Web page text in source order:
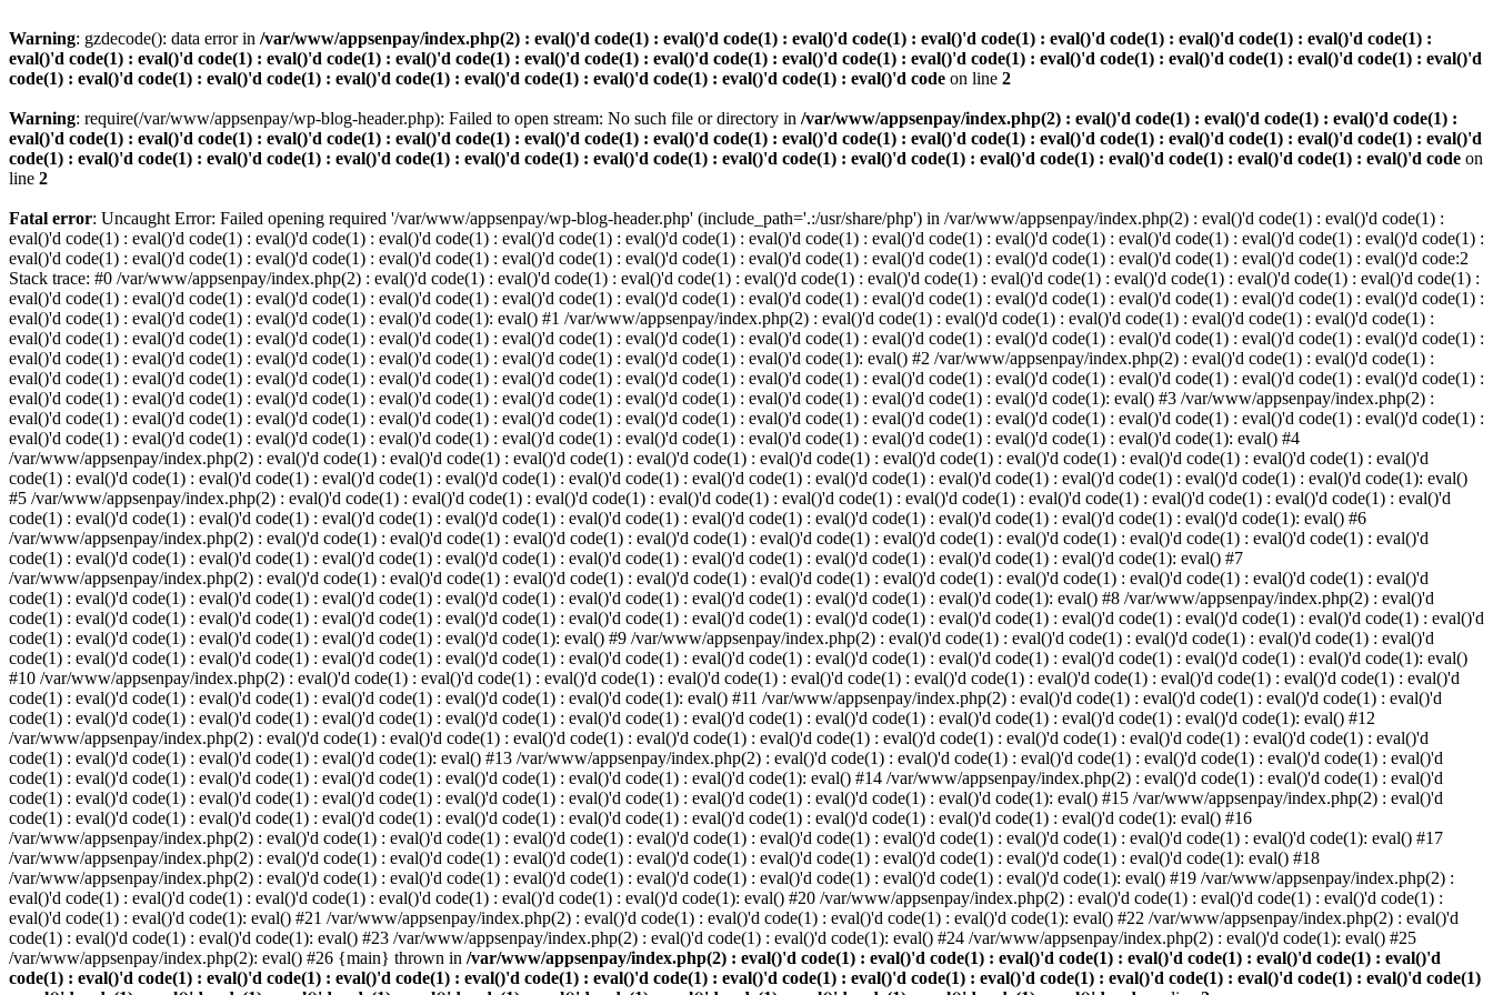
Warning: gzdecode(): data error in /var/www/appsenpay/index.php(2) : eval()'d code(1) : eval()'d code(1) : eval()'d code(1) : eval()'d code(1) : eval()'d code(1) : eval()'d code(1) : eval()'d code(1) :
eval()'d code(1) : eval()'d code(1) : eval()'d code(1) : eval()'d code(1) : eval()'d code(1) : eval()'d code(1) : eval()'d code(1) : eval()'d code(1) : eval()'d code(1) : eval()'d code(1) : eval()'d code(1) : eval()'d
code(1) : eval()'d code(1) : eval()'d code(1) : eval()'d code(1) : eval()'d code(1) : eval()'d code(1) : eval()'d code(1) : eval()'d code on line 2
Warning: require(/var/www/appsenpay/wp-blog-header.php): Failed to open stream: No such file or directory in /var/www/appsenpay/index.php(2) : eval()'d code(1) : eval()'d code(1) : eval()'d code(1) :
eval()'d code(1) : eval()'d code(1) : eval()'d code(1) : eval()'d code(1) : eval()'d code(1) : eval()'d code(1) : eval()'d code(1) : eval()'d code(1) : eval()'d code(1) : eval()'d code(1) : eval()'d code(1) : eval()'d
code(1) : eval()'d code(1) : eval()'d code(1) : eval()'d code(1) : eval()'d code(1) : eval()'d code(1) : eval()'d code(1) : eval()'d code(1) : eval()'d code(1) : eval()'d code(1) : eval()'d code(1) : eval()'d code on
line 2
Fatal error: Uncaught Error: Failed opening required '/var/www/appsenpay/wp-blog-header.php' (include_path='.:/usr/share/php') in /var/www/appsenpay/index.php(2) : eval()'d code(1) : eval()'d code(1) :
eval()'d code(1) : eval()'d code(1) : eval()'d code(1) : eval()'d code(1) : eval()'d code(1) : eval()'d code(1) : eval()'d code(1) : eval()'d code(1) : eval()'d code(1) : eval()'d code(1) : eval()'d code(1) : eval()'d code(1) :
eval()'d code(1) : eval()'d code(1) : eval()'d code(1) : eval()'d code(1) : eval()'d code(1) : eval()'d code(1) : eval()'d code(1) : eval()'d code(1) : eval()'d code(1) : eval()'d code(1) : eval()'d code(1) : eval()'d code:2
Stack trace: #0 /var/www/appsenpay/index.php(2) : eval()'d code(1) : eval()'d code(1) : eval()'d code(1) : eval()'d code(1) : eval()'d code(1) : eval()'d code(1) : eval()'d code(1) : eval()'d code(1) : eval()'d code(1) :
eval()'d code(1) : eval()'d code(1) : eval()'d code(1) : eval()'d code(1) : eval()'d code(1) : eval()'d code(1) : eval()'d code(1) : eval()'d code(1) : eval()'d code(1) : eval()'d code(1) : eval()'d code(1) : eval()'d code(1) :
eval()'d code(1) : eval()'d code(1) : eval()'d code(1) : eval()'d code(1): eval() #1 /var/www/appsenpay/index.php(2) : eval()'d code(1) : eval()'d code(1) : eval()'d code(1) : eval()'d code(1) : eval()'d code(1) :
eval()'d code(1) : eval()'d code(1) : eval()'d code(1) : eval()'d code(1) : eval()'d code(1) : eval()'d code(1) : eval()'d code(1) : eval()'d code(1) : eval()'d code(1) : eval()'d code(1) : eval()'d code(1) : eval()'d code(1) :
eval()'d code(1) : eval()'d code(1) : eval()'d code(1) : eval()'d code(1) : eval()'d code(1) : eval()'d code(1) : eval()'d code(1): eval() #2 /var/www/appsenpay/index.php(2) : eval()'d code(1) : eval()'d code(1) :
eval()'d code(1) : eval()'d code(1) : eval()'d code(1) : eval()'d code(1) : eval()'d code(1) : eval()'d code(1) : eval()'d code(1) : eval()'d code(1) : eval()'d code(1) : eval()'d code(1) : eval()'d code(1) : eval()'d code(1) :
eval()'d code(1) : eval()'d code(1) : eval()'d code(1) : eval()'d code(1) : eval()'d code(1) : eval()'d code(1) : eval()'d code(1) : eval()'d code(1) : eval()'d code(1): eval() #3 /var/www/appsenpay/index.php(2) :
eval()'d code(1) : eval()'d code(1) : eval()'d code(1) : eval()'d code(1) : eval()'d code(1) : eval()'d code(1) : eval()'d code(1) : eval()'d code(1) : eval()'d code(1) : eval()'d code(1) : eval()'d code(1) : eval()'d code(1) :
eval()'d code(1) : eval()'d code(1) : eval()'d code(1) : eval()'d code(1) : eval()'d code(1) : eval()'d code(1) : eval()'d code(1) : eval()'d code(1) : eval()'d code(1) : eval()'d code(1): eval() #4
/var/www/appsenpay/index.php(2) : eval()'d code(1) : eval()'d code(1) : eval()'d code(1) : eval()'d code(1) : eval()'d code(1) : eval()'d code(1) : eval()'d code(1) : eval()'d code(1) : eval()'d code(1) : eval()'d
code(1) : eval()'d code(1) : eval()'d code(1) : eval()'d code(1) : eval()'d code(1) : eval()'d code(1) : eval()'d code(1) : eval()'d code(1) : eval()'d code(1) : eval()'d code(1) : eval()'d code(1) : eval()'d code(1): eval()
#5 /var/www/appsenpay/index.php(2) : eval()'d code(1) : eval()'d code(1) : eval()'d code(1) : eval()'d code(1) : eval()'d code(1) : eval()'d code(1) : eval()'d code(1) : eval()'d code(1) : eval()'d code(1) : eval()'d
code(1) : eval()'d code(1) : eval()'d code(1) : eval()'d code(1) : eval()'d code(1) : eval()'d code(1) : eval()'d code(1) : eval()'d code(1) : eval()'d code(1) : eval()'d code(1) : eval()'d code(1): eval() #6
/var/www/appsenpay/index.php(2) : eval()'d code(1) : eval()'d code(1) : eval()'d code(1) : eval()'d code(1) : eval()'d code(1) : eval()'d code(1) : eval()'d code(1) : eval()'d code(1) : eval()'d code(1) : eval()'d
code(1) : eval()'d code(1) : eval()'d code(1) : eval()'d code(1) : eval()'d code(1) : eval()'d code(1) : eval()'d code(1) : eval()'d code(1) : eval()'d code(1) : eval()'d code(1): eval() #7
/var/www/appsenpay/index.php(2) : eval()'d code(1) : eval()'d code(1) : eval()'d code(1) : eval()'d code(1) : eval()'d code(1) : eval()'d code(1) : eval()'d code(1) : eval()'d code(1) : eval()'d code(1) : eval()'d
code(1) : eval()'d code(1) : eval()'d code(1) : eval()'d code(1) : eval()'d code(1) : eval()'d code(1) : eval()'d code(1) : eval()'d code(1) : eval()'d code(1): eval() #8 /var/www/appsenpay/index.php(2) : eval()'d
code(1) : eval()'d code(1) : eval()'d code(1) : eval()'d code(1) : eval()'d code(1) : eval()'d code(1) : eval()'d code(1) : eval()'d code(1) : eval()'d code(1) : eval()'d code(1) : eval()'d code(1) : eval()'d code(1) : eval()'d
code(1) : eval()'d code(1) : eval()'d code(1) : eval()'d code(1) : eval()'d code(1): eval() #9 /var/www/appsenpay/index.php(2) : eval()'d code(1) : eval()'d code(1) : eval()'d code(1) : eval()'d code(1) : eval()'d
code(1) : eval()'d code(1) : eval()'d code(1) : eval()'d code(1) : eval()'d code(1) : eval()'d code(1) : eval()'d code(1) : eval()'d code(1) : eval()'d code(1) : eval()'d code(1) : eval()'d code(1) : eval()'d code(1): eval()
#10 /var/www/appsenpay/index.php(2) : eval()'d code(1) : eval()'d code(1) : eval()'d code(1) : eval()'d code(1) : eval()'d code(1) : eval()'d code(1) : eval()'d code(1) : eval()'d code(1) : eval()'d code(1) : eval()'d
code(1) : eval()'d code(1) : eval()'d code(1) : eval()'d code(1) : eval()'d code(1) : eval()'d code(1): eval() #11 /var/www/appsenpay/index.php(2) : eval()'d code(1) : eval()'d code(1) : eval()'d code(1) : eval()'d
code(1) : eval()'d code(1) : eval()'d code(1) : eval()'d code(1) : eval()'d code(1) : eval()'d code(1) : eval()'d code(1) : eval()'d code(1) : eval()'d code(1) : eval()'d code(1) : eval()'d code(1): eval() #12
/var/www/appsenpay/index.php(2) : eval()'d code(1) : eval()'d code(1) : eval()'d code(1) : eval()'d code(1) : eval()'d code(1) : eval()'d code(1) : eval()'d code(1) : eval()'d code(1) : eval()'d code(1) : eval()'d
code(1) : eval()'d code(1) : eval()'d code(1) : eval()'d code(1): eval() #13 /var/www/appsenpay/index.php(2) : eval()'d code(1) : eval()'d code(1) : eval()'d code(1) : eval()'d code(1) : eval()'d code(1) : eval()'d
code(1) : eval()'d code(1) : eval()'d code(1) : eval()'d code(1) : eval()'d code(1) : eval()'d code(1) : eval()'d code(1): eval() #14 /var/www/appsenpay/index.php(2) : eval()'d code(1) : eval()'d code(1) : eval()'d
code(1) : eval()'d code(1) : eval()'d code(1) : eval()'d code(1) : eval()'d code(1) : eval()'d code(1) : eval()'d code(1) : eval()'d code(1) : eval()'d code(1): eval() #15 /var/www/appsenpay/index.php(2) : eval()'d
code(1) : eval()'d code(1) : eval()'d code(1) : eval()'d code(1) : eval()'d code(1) : eval()'d code(1) : eval()'d code(1) : eval()'d code(1) : eval()'d code(1) : eval()'d code(1): eval() #16
/var/www/appsenpay/index.php(2) : eval()'d code(1) : eval()'d code(1) : eval()'d code(1) : eval()'d code(1) : eval()'d code(1) : eval()'d code(1) : eval()'d code(1) : eval()'d code(1) : eval()'d code(1): eval() #17
/var/www/appsenpay/index.php(2) : eval()'d code(1) : eval()'d code(1) : eval()'d code(1) : eval()'d code(1) : eval()'d code(1) : eval()'d code(1) : eval()'d code(1) : eval()'d code(1): eval() #18
/var/www/appsenpay/index.php(2) : eval()'d code(1) : eval()'d code(1) : eval()'d code(1) : eval()'d code(1) : eval()'d code(1) : eval()'d code(1) : eval()'d code(1): eval() #19 /var/www/appsenpay/index.php(2) :
eval()'d code(1) : eval()'d code(1) : eval()'d code(1) : eval()'d code(1) : eval()'d code(1) : eval()'d code(1): eval() #20 /var/www/appsenpay/index.php(2) : eval()'d code(1) : eval()'d code(1) : eval()'d code(1) :
eval()'d code(1) : eval()'d code(1): eval() #21 /var/www/appsenpay/index.php(2) : eval()'d code(1) : eval()'d code(1) : eval()'d code(1) : eval()'d code(1): eval() #22 /var/www/appsenpay/index.php(2) : eval()'d
code(1) : eval()'d code(1) : eval()'d code(1): eval() #23 /var/www/appsenpay/index.php(2) : eval()'d code(1) : eval()'d code(1): eval() #24 /var/www/appsenpay/index.php(2) : eval()'d code(1): eval() #25
/var/www/appsenpay/index.php(2): eval() #26 {main} thrown in /var/www/appsenpay/index.php(2) : eval()'d code(1) : eval()'d code(1) : eval()'d code(1) : eval()'d code(1) : eval()'d code(1) : eval()'d
code(1) : eval()'d code(1) : eval()'d code(1) : eval()'d code(1) : eval()'d code(1) : eval()'d code(1) : eval()'d code(1) : eval()'d code(1) : eval()'d code(1) : eval()'d code(1) : eval()'d code(1) : eval()'d code(1)